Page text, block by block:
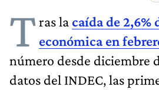
Tras lacaída de 2,6%
económica en
número desde diciembre
datos del INDEC, las